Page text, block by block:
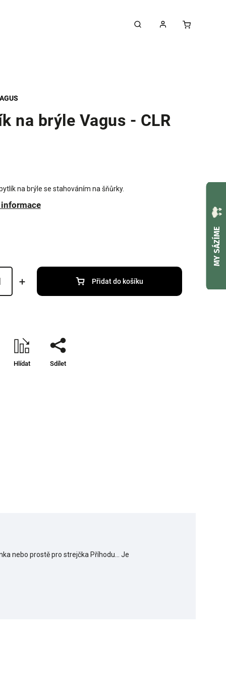
na brýle Vagus - CLR
na brýle se stahováním na šňůrky.
Přidat do košíku
Hlídat Sdílet
nebo prostě pro strejčka Příhodu... Je
MY SÁZÍME